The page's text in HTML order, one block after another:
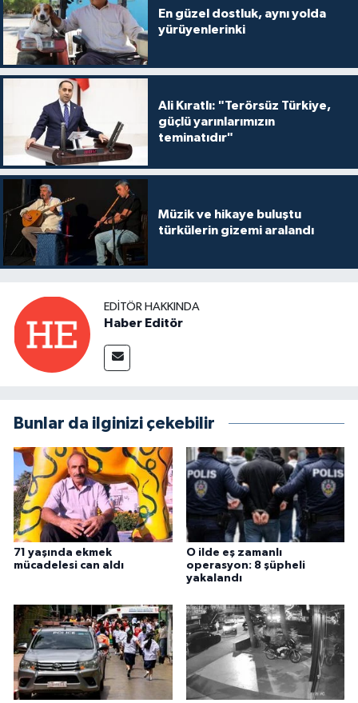
En güzel dostluk, aynı yolda
yürüyenlerinki
Ali Kıratlı: "Terörsüz Türkiye,
güçlü yarınlarımızın
teminatıdır"
Müzik ve hikaye buluştu
türkülerin gizemi aralandı
EDITÖR HAKKINDA
Haber Editör
Bunlar da ilginizi çekebilir
71 yaşında ekmek
mücadelesi can aldı
O ilde eş zamanlı
operasyon: 8 şüpheli
yakalandı